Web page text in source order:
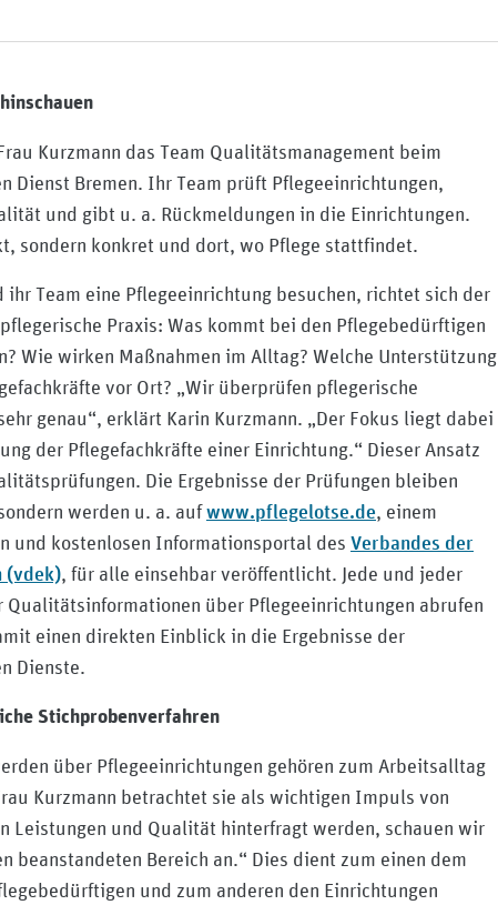
Kurzmann das Team Qualitätsmanagement beim
Dienst Bremen. Ihr Team prüft Pflegeeinrichtungen,
und gibt u. a. Rückmeldungen in die Einrichtungen.
sondern konkret und dort, wo Pflege stattfindet.
ihr Team eine Pflegeeinrichtung besuchen, richtet sich der
Praxis: Was kommt bei den Pflegebedürftigen
Wie wirken Maßnahmen im Alltag? Welche Unterstützung
vor Ort? „Wir überprüfen pflegerische
genau“, erklärt Karin Kurzmann. „Der Fokus liegt dabei
der Pflegefachkräfte einer Einrichtung.“ Dieser Ansatz
Die Ergebnisse der Prüfungen bleiben
werden u. a. aufwww.pflegelotse.de, einem
und kostenlosen Informationsportal des Verbandes der
(vdek), für alle einsehbar veröffentlicht. Jede und jeder
Qualitätsinformationen über Pflegeeinrichtungen abrufen
einen direkten Einblick in die Ergebnisse der
Dienste.
Stichprobenverfahren
über Pflegeeinrichtungen gehören zum Arbeitsalltag
Kurzmann betrachtet sie als wichtigen Impuls von
Leistungen und Qualität hinterfragt werden, schauen wir
beanstandeten Bereich an.“ Dies dient zum einen dem
und zum anderen den Einrichtungen